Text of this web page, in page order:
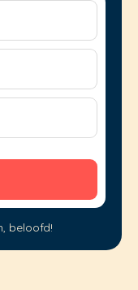
beloofd!